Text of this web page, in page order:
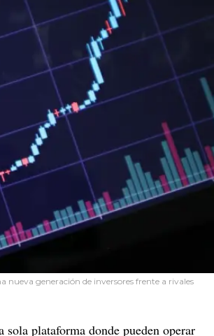
nueva generación de inversores frente a rivales
plataforma donde pueden operar